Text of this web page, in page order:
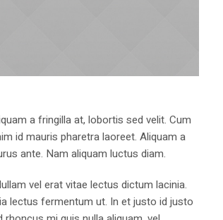
a fringilla at, lobortis sed velit. Cum
id mauris pharetra laoreet. Aliquam a
ante. Nam aliquam luctus diam.
vel erat vitae lectus dictum lacinia.
lectus fermentum ut. In et justo id justo